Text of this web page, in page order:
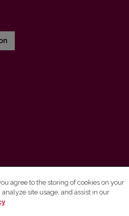
agree to the storing of cookies on your
site usage, and assist in our